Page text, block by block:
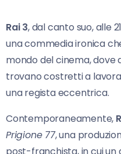
Rai 3, dal canto suo, alle
una commedia ironica
mondo del cinema,
trovano costretti a
una regista eccentrica.
Contemporaneamente,
Prigione 77, una